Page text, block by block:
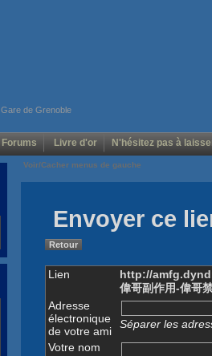
Gare de Grenoble
Forums Livre d'or N'hésitez pas à
Voir/Cacher menus de gauche
Envoyer ce
Retour
Lien
http://
偉哥副作用-偉哥
Adresse
électronique
de votre ami
Séparer les
Votre nom